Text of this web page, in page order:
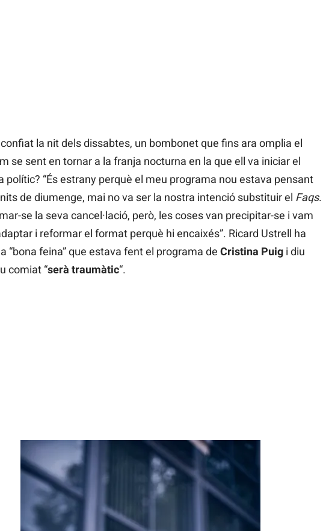
la nit dels dissabtes, un bombonet que fins ara omplia el
se sent en tornar a la franja nocturna en la que ell va iniciar el
polític? “És estrany perquè el meu programa nou estava pensant
de diumenge, mai no va ser la nostra intenció substituir el Faqs.
se la seva cancel·lació, però, les coses van precipitar-se i vam
i reformar el format perquè hi encaixés”. Ricard Ustrell ha
“bona feina” que estava fent el programa de Cristina Puigi diu
comiat “serà traumàtic“.